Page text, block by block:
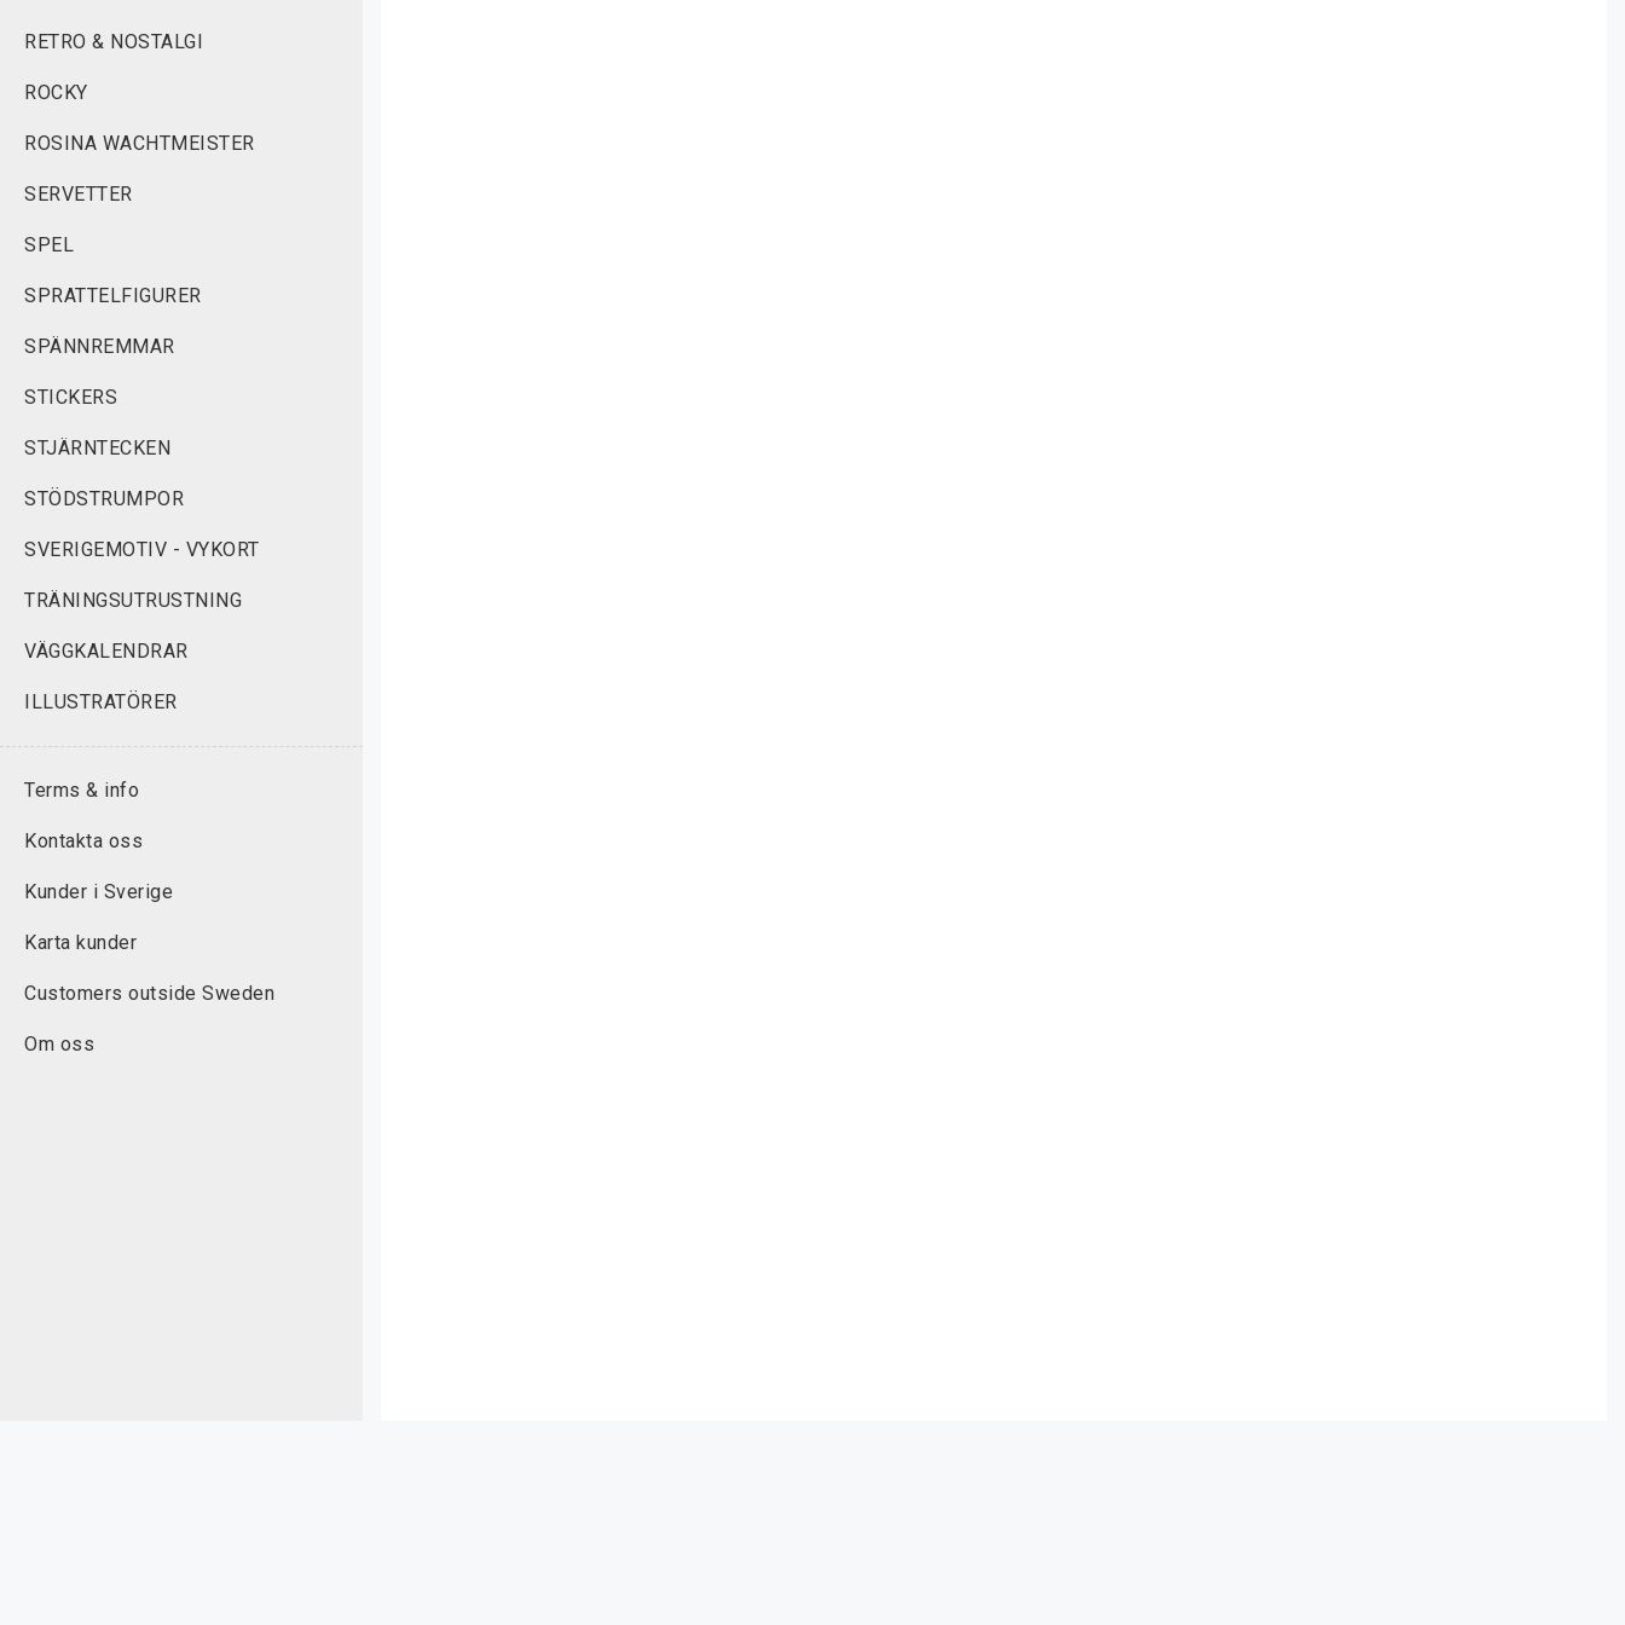
RETRO & NOSTALGI
ROCKY
ROSINA WACHTMEISTER
SERVETTER
SPEL
SPRATTELFIGURER
SPÄNNREMMAR
STICKERS
STJÄRNTECKEN
STÖDSTRUMPOR
SVERIGEMOTIV - VYKORT
TRÄNINGSUTRUSTNING
VÄGGKALENDRAR
ILLUSTRATÖRER
Terms & info
Kontakta oss
Kunder i Sverige
Karta kunder
Customers outside Sweden
Om oss